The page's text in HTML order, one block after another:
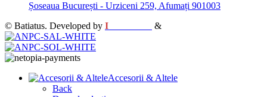
Șoseaua București - Urziceni 259, Afumați 901003
© Batiatus. Developed by I &
Accesorii & Altele
Back